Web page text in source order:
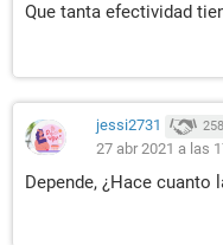
Que tanta efectividad
jessi2731 258
27 abr 2021 a las
Depende, ¿Hace cuanto